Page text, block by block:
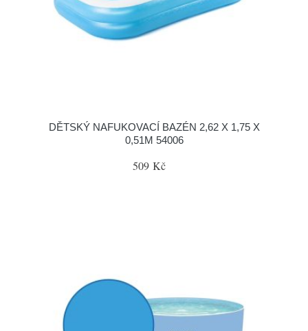
DĚTSKÝ NAFUKOVACÍ BAZÉN 2,62 X 1,75 X
0,51M 54006
509 Kč